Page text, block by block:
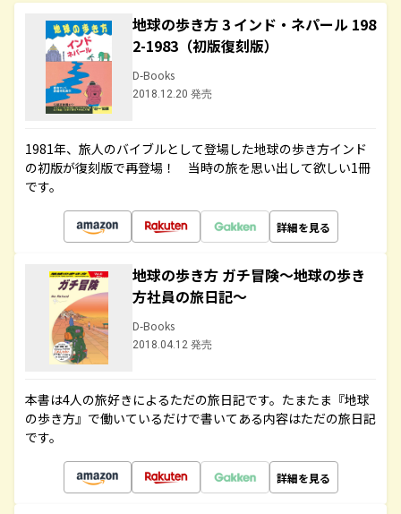
地球の歩き方 3 インド・ネパール 198
2-1983（初版復刻版）
D-Books
2018.12.20 発売
1981年、旅人のバイブルとして登場した地球の歩き方インド
の初版が復刻版で再登場！ 当時の旅を思い出して欲しい1冊
です。
詳細を見る
地球の歩き方 ガチ冒険～地球の歩き
方社員の旅日記～
D-Books
2018.04.12 発売
本書は4人の旅好きによるただの旅日記です。たまたま『地球
の歩き方』で働いているだけで書いてある内容はただの旅日記
です。
詳細を見る